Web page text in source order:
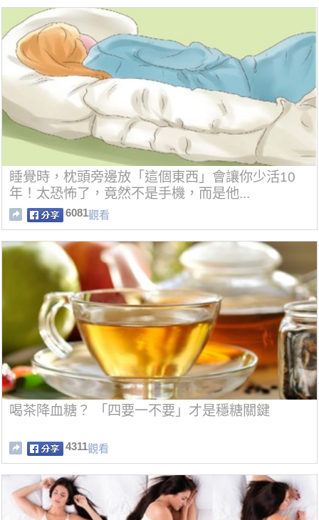
睡覺時，枕頭旁邊放「這個東西」會讓你少活10
年！太恐怖了，竟然不是手機，而是他...
6081觀看
喝茶降血糖？ 「四要一不要」才是穩糖關鍵
4311觀看